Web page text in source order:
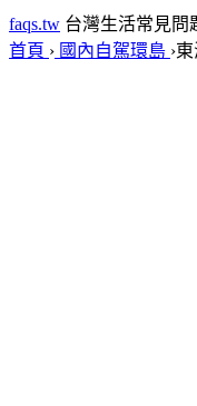
faqs.tw 台灣生活常見問
首頁 › 國內自駕環島 ›